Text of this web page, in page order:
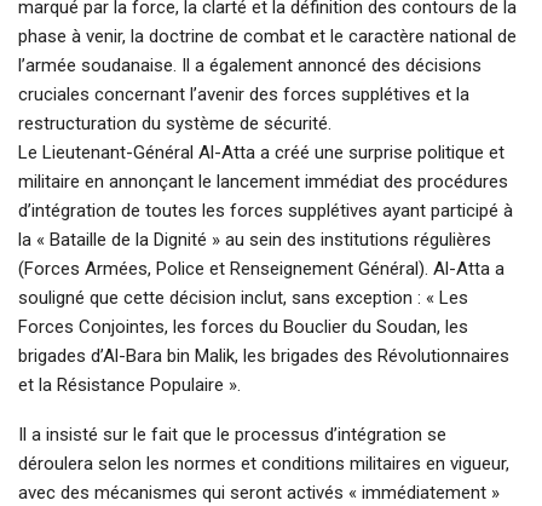
marqué par la force, la clarté et la définition des contours de la
phase à venir, la doctrine de combat et le caractère national de
l’armée soudanaise. Il a également annoncé des décisions
cruciales concernant l’avenir des forces supplétives et la
restructuration du système de sécurité.
Le Lieutenant-Général Al-Atta a créé une surprise politique et
militaire en annonçant le lancement immédiat des procédures
d’intégration de toutes les forces supplétives ayant participé à
la « Bataille de la Dignité » au sein des institutions régulières
(Forces Armées, Police et Renseignement Général). Al-Atta a
souligné que cette décision inclut, sans exception : « Les
Forces Conjointes, les forces du Bouclier du Soudan, les
brigades d’Al-Bara bin Malik, les brigades des Révolutionnaires
et la Résistance Populaire ».
Il a insisté sur le fait que le processus d’intégration se
déroulera selon les normes et conditions militaires en vigueur,
avec des mécanismes qui seront activés « immédiatement »